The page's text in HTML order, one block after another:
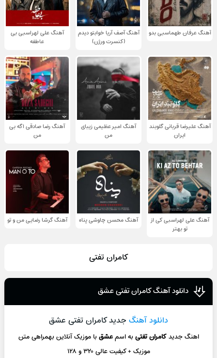
آهنگ عرفان طهماسبی بدو
آهنگ آصف آریا خوابتو دیدم
(کنسرت ورژن)
آهنگ علی لهراسبی بی
عاطفه
آهنگ علیرضا قربانی گلوبند
ایران
آهنگ امیر عظیمی زیبای
من
آهنگ رضا صادقی اگه بی
من
آهنگ علی لهراسبی کی از
تو ‌بهتر
آهنگ محسن چاوشی پناه آهنگ گرشا رضایی من و تو
کامران تفتی
دانلود آهنگ کامران تفتی عشق
دانلود آهنگ جدید کامران تفتی عشق
اهنگ جدیدکامران تفتیبه اسمعشقبا موزیک آنلاینبهمراهی متن
موزیک + کیفیت عالی ۳۲۰ و ۱۲۸